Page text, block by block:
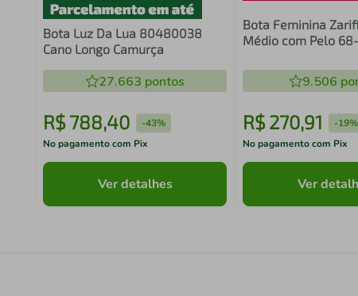
Bota Luz Da Lua 80480038
Cano Longo Camurça
27.663 pontos
R$ 788,40 -43%
No pagamento com Pix
Ver detalhes
Bota Feminina
Médio com Pelo
9.506
R$ 270,91 -19%
No pagamento com Pix
Ver